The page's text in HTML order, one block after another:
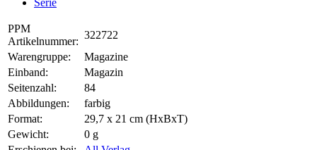
Serie
PPM
Artikelnummer:
322722
Warengruppe:
Magazine
Einband:
Magazin
Seitenzahl:
84
Abbildungen:
farbig
Format:
29,7 x 21 cm (HxBxT)
Gewicht:
0 g